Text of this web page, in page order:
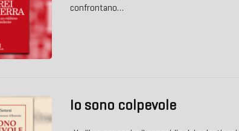
confrontano…
Io sono colpevole